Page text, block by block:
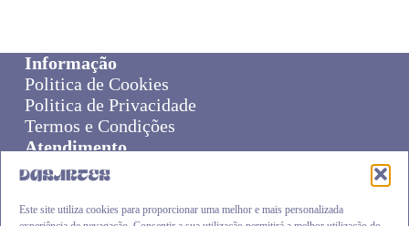
Este site utiliza cookies para proporcionar uma melhor e mais personalizada
Informação
Politica de Cookies
Politica de Privacidade
Termos e Condições
Atendimento
Sobre Nós
Online Disput Resolution